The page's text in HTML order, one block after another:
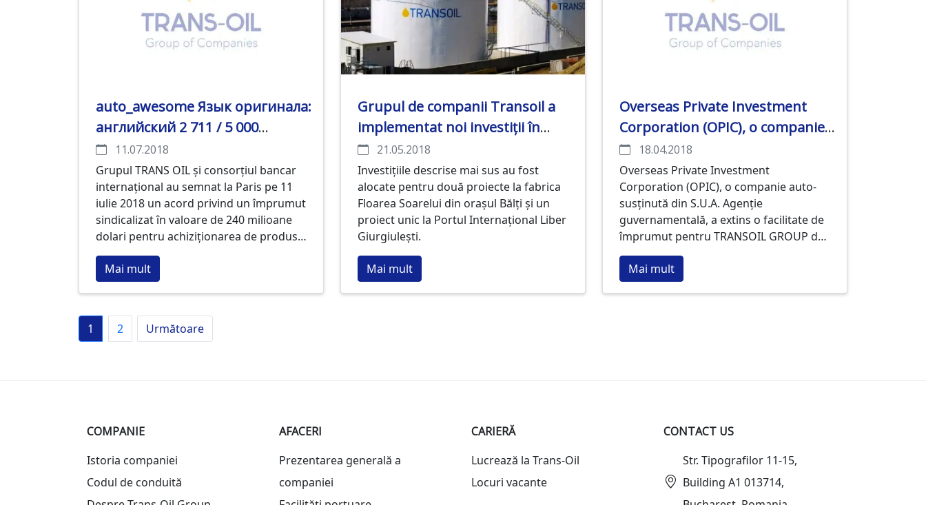
auto_awesome Язык оригинала:
английский 2 711 / 5 000
Результаты перевода
Împrumutul pentru TRANS OIL
Group este o garanție de plată
către producătorii agricoli
11.07.2018
Grupul TRANS OIL și consorțiul bancar
internațional au semnat la Paris pe 11
iulie 2018 un acord privind un împrumut
sindicalizat în valoare de 240 milioane
dolari pentru achiziționarea de produse
agricole din recolta 2018 din Republica
Moldova de la producători și agenți
economici.
Mai mult
Grupul de companii Transoil a
implementat noi investiții în
valoare de peste 13 milioane USD
pentru sezonul 2018-2019, care
vor crește capacitatea totală de
producție atât în ​​nordul, cât și în
sudul Moldovei și vor reduce
costurile.
21.05.2018
Investițiile descrise mai sus au fost
alocate pentru două proiecte la fabrica
Floarea Soarelui din orașul Bălți și un
proiect unic la Portul Internațional Liber
Giurgiulești.
Mai mult
Overseas Private Investment
Corporation (OPIC), o companie
auto-susținută din S.U.A. Agenție
guvernamentală, a extins o
facilitate de împrumut pentru
TRANSOIL GROUP of COMPANIES
în valoare de 9.750.000 USD
18.04.2018
Overseas Private Investment
Corporation (OPIC), o companie auto-
susținută din S.U.A. Agenție
guvernamentală, a extins o facilitate de
împrumut pentru TRANSOIL GROUP de
COMPANII în valoare de 9.750.000 USD.
Această investiție financiară va fi
direcționată către modernizarea
Mai mult
1 2 Următoare
COMPANIE
Istoria companiei
Codul de conduită
AFACERI
Prezentarea generală a
companiei
CARIERĂ
Lucrează la Trans-Oil
Locuri vacante
CONTACT US
Str. Tipografilor 11-15,
Building A1 013714,